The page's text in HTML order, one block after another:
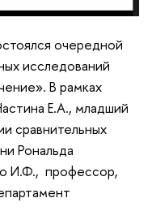
очередной
исследований
В рамках
Е.А., младший
сравнительных
Рональда
И.Ф., профессор,